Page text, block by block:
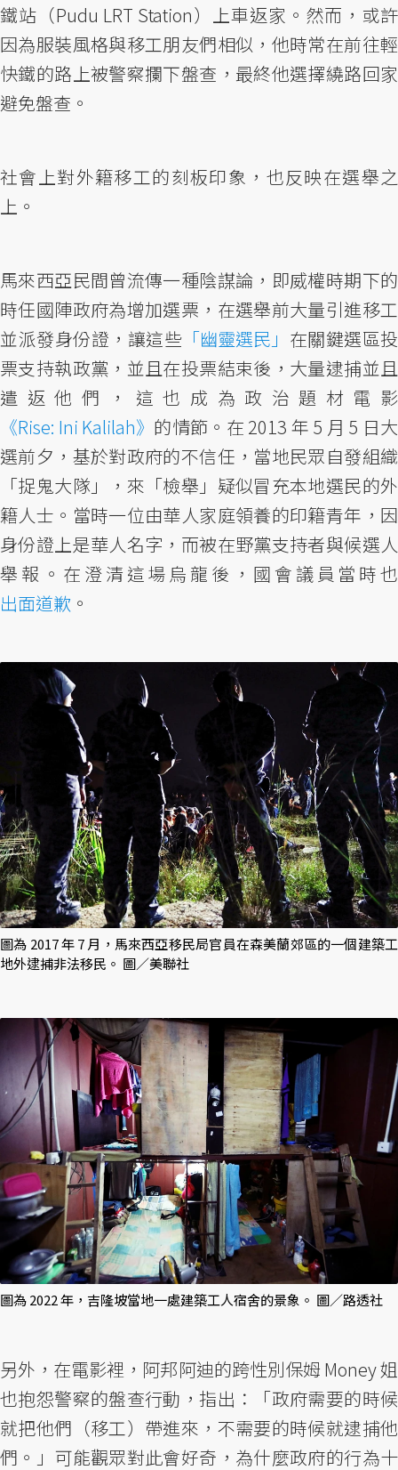
鐵站（Pudu LRT Station）上車返家。然而，或許
因為服裝風格與移工朋友們相似，他時常在前往輕
快鐵的路上被警察攔下盤查，最終他選擇繞路回家
避免盤查。
社會上對外籍移工的刻板印象，也反映在選舉之
上。
馬來西亞民間曾流傳一種陰謀論，即威權時期下的
時任國陣政府為增加選票，在選舉前大量引進移工
並派發身份證，讓這些 「幽靈選民」 在關鍵選區投
票支持執政黨，並且在投票結束後，大量逮捕並且
遣返他們，這也成為政治題材電影
《Rise: Ini Kalilah》 的情節。在 2013 年 5 月 5 日大
選前夕，基於對政府的不信任，當地民眾自發組織
「捉鬼大隊」，來「檢舉」疑似冒充本地選民的外
籍人士。當時一位由華人家庭領養的印籍青年，因
身份證上是華人名字，而被在野黨支持者與候選人
舉報。在澄清這場烏龍後，國會議員當時也
出面道歉 。
圖為 2017 年 7 月，馬來西亞移民局官員在森美蘭郊區的一個建築工
地外逮捕非法移民。 圖／美聯社
圖為 2022 年，吉隆坡當地一處建築工人宿舍的景象。 圖／路透社
另外，在電影裡，阿邦阿迪的跨性別保姆 Money 姐
也抱怨警察的盤查行動，指出：「政府需要的時候
就把他們（移工）帶進來，不需要的時候就逮捕他
們。」可能觀眾對此會好奇，為什麼政府的行為十